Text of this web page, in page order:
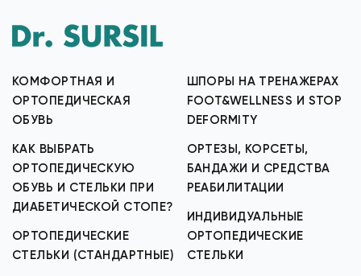
КОМФОРТНАЯ И
ОРТОПЕДИЧЕСКАЯ
ОБУВЬ
КАК ВЫБРАТЬ
ОРТОПЕДИЧЕСКУЮ
ОБУВЬ И СТЕЛЬКИ ПРИ
ДИАБЕТИЧЕСКОЙ СТОПЕ?
ОРТОПЕДИЧЕСКИЕ
СТЕЛЬКИ (СТАНДАРТНЫЕ)
ШПОРЫ НА ТРЕНАЖЕРАХ
FOOT&WELLNESS И STOP
DEFORMITY
ОРТЕЗЫ, КОРСЕТЫ,
БАНДАЖИ И СРЕДСТВА
РЕАБИЛИТАЦИИ
ИНДИВИДУАЛЬНЫЕ
ОРТОПЕДИЧЕСКИЕ
СТЕЛЬКИ